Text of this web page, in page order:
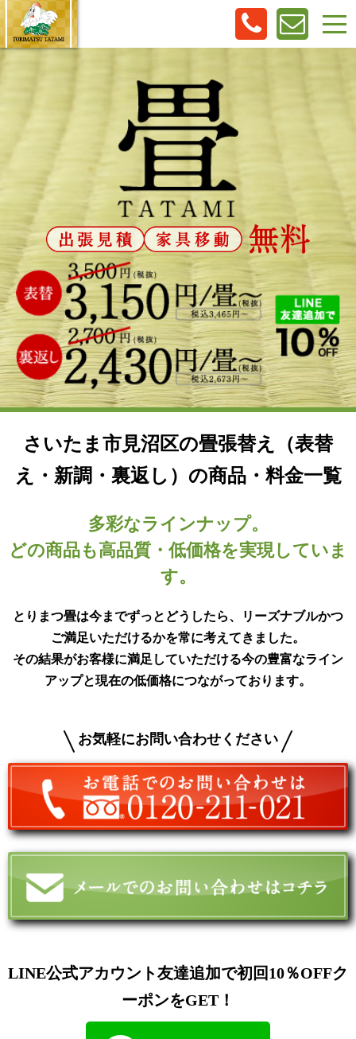
さいたま市見沼区の畳張替え（表替
え・新調・裏返し）の商品・料金一覧
多彩なラインナップ。
どの商品も高品質・低価格を実現していま
す。
とりまつ畳は今までずっとどうしたら、リーズナブルかつ
ご満足いただけるかを常に考えてきました。
その結果がお客様に満足していただける今の豊富なライン
アップと現在の低価格につながっております。
お気軽にお問い合わせください
LINE公式アカウント友達追加で初回10％OFFク
ーポンをGET！